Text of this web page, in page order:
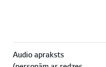
Audio apraksts